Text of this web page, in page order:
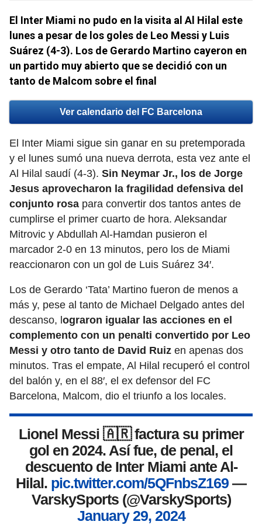
El Inter Miami no pudo en la visita al Al Hilal este
lunes a pesar de los goles de Leo Messi y Luis
Suárez (4-3). Los de Gerardo Martino cayeron en
un partido muy abierto que se decidió con un
tanto de Malcom sobre el final
Ver calendario del FC Barcelona
El Inter Miami sigue sin ganar en su pretemporada
y el lunes sumó una nueva derrota, esta vez ante el
Al Hilal saudí (4-3). Sin Neymar Jr., los de Jorge
Jesus aprovecharon la fragilidad defensiva del
conjunto rosa para convertir dos tantos antes de
cumplirse el primer cuarto de hora. Aleksandar
Mitrovic y Abdullah Al-Hamdan pusieron el
marcador 2-0 en 13 minutos, pero los de Miami
reaccionaron con un gol de Luis Suárez 34′.
Los de Gerardo ‘Tata’ Martino fueron de menos a
más y, pese al tanto de Michael Delgado antes del
descanso, l ograron igualar las acciones en el
complemento con un penalti convertido por Leo
Messi y otro tanto de David Ruiz en apenas dos
minutos. Tras el empate, Al Hilal recuperó el control
del balón y, en el 88′, el ex defensor del FC
Barcelona, Malcom, dio el triunfo a los locales.
Lionel Messi 🇦🇷 factura su primer
gol en 2024. Así fue, de penal, el
descuento de Inter Miami ante Al-
Hilal. pic.twitter.com/5QFnbsZ169 —
VarskySports (@VarskySports)
January 29, 2024